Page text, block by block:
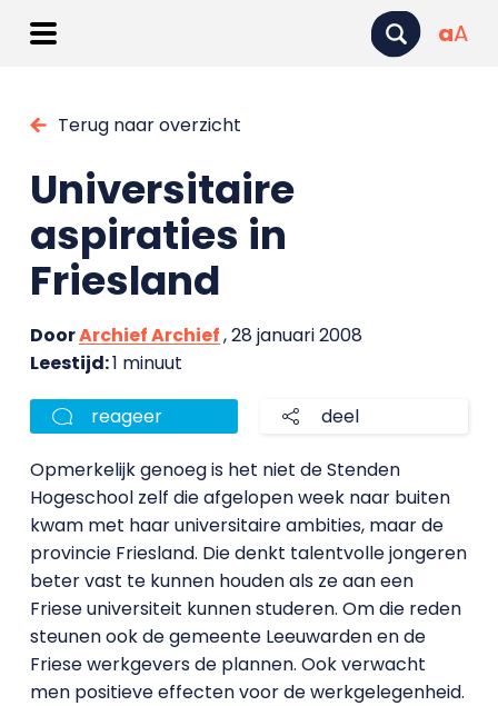
aA
Terug naar overzicht
Universitaire
aspiraties in
Friesland
DoorArchief Archief, 28 januari 2008
Leestijd:1 minuut
reageer deel
Opmerkelijk genoeg is het niet de Stenden
Hogeschool zelf die afgelopen week naar buiten
kwam met haar universitaire ambities, maar de
provincie Friesland. Die denkt talentvolle jongeren
beter vast te kunnen houden als ze aan een
Friese universiteit kunnen studeren. Om die reden
steunen ook de gemeente Leeuwarden en de
Friese werkgevers de plannen. Ook verwacht
men positieve effecten voor de werkgelegenheid.